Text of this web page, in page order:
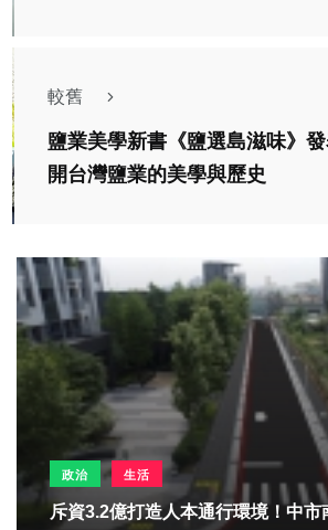
較舊
鹽業美學新書《鹽選島滋味》
開台灣鹽業的美學與歷史
政治 生活
斥資3.2億打造人本通行環境！中市